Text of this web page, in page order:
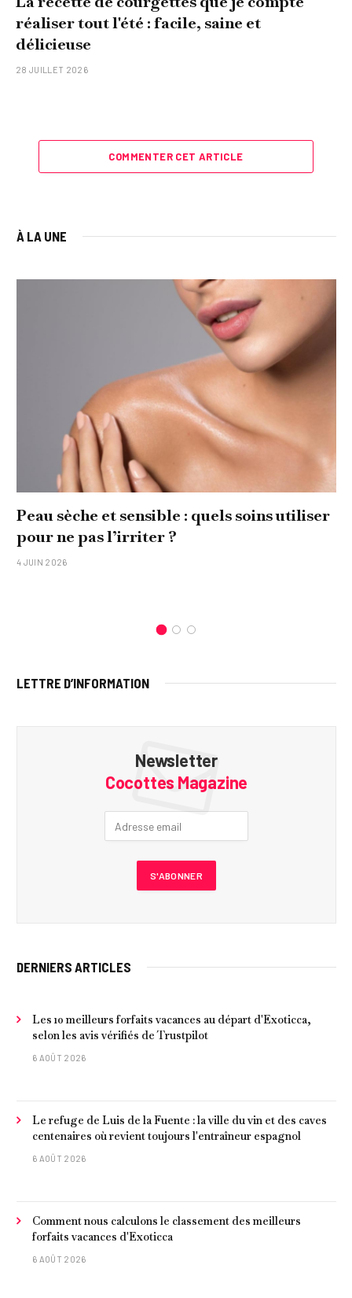
réaliser tout l'été : facile, saine et
délicieuse
28 JUILLET 2026
COMMENTER CET ARTICLE
À LA UNE
Peau sèche et sensible : quels soins utiliser
pour ne pas l’irriter ?
4 JUIN 2026
LETTRE D’INFORMATION
Newsletter
Cocottes Magazine
DERNIERS ARTICLES
Les 10 meilleurs forfaits vacances au départ d'Exoticca,
selon les avis vérifiés de Trustpilot
6 AOÛT 2026
Le refuge de Luis de la Fuente : la ville du vin et des caves
centenaires où revient toujours l'entraîneur espagnol
6 AOÛT 2026
Comment nous calculons le classement des meilleurs
forfaits vacances d'Exoticca
6 AOÛT 2026